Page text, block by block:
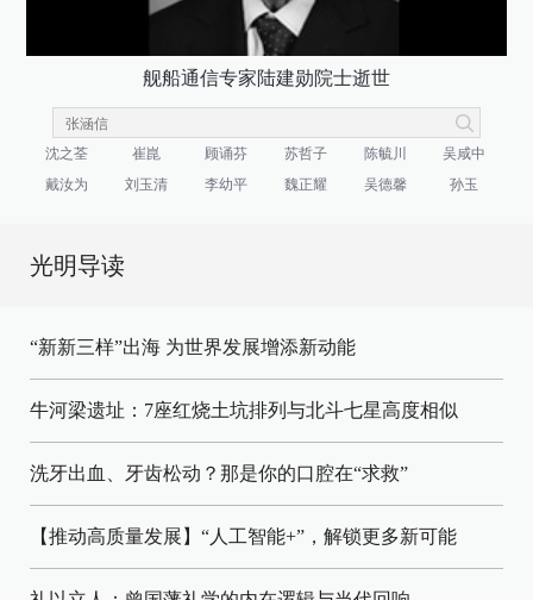
舰船通信专家陆建勋院士逝世
沈之荃 崔崑 顾诵芬 苏哲子 陈毓川
吴咸中
戴汝为
刘玉清 李幼平 魏正耀 吴德馨 孙玉
光明导读
“新新三样”出海 为世界发展增添新动能
牛河梁遗址：7座红烧土坑排列与北斗七星高度相似
洗牙出血、牙齿松动？那是你的口腔在“求救”
【推动高质量发展】“人工智能+”，解锁更多新可能